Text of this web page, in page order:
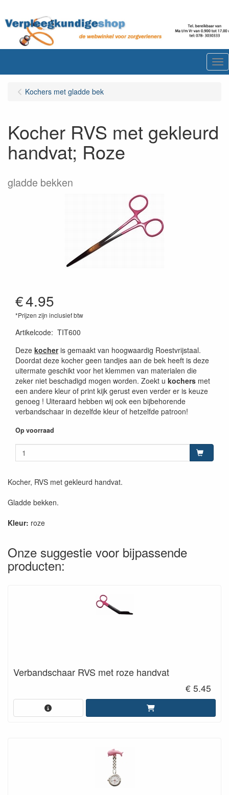
Kochers met gladde bek
Kocher RVS met gekleurd
handvat; Roze
gladde bekken
€4.95
*Prijzen zijn inclusief btw
Artikelcode: TIT600
Deze kocheris gemaakt van hoogwaardig Roestvrijstaal.
Doordat deze kocher geen tandjes aan de bek heeft is deze
uitermate geschikt voor het klemmen van materialen die
zeker niet beschadigd mogen worden. Zoekt u kochers met
een andere kleur of print kijk gerust even verder er is keuze
genoeg ! Uiteraard hebben wij ook een bijbehorende
verbandschaar in dezelfde kleur of hetzelfde patroon!
Op voorraad
Kocher, RVS met gekleurd handvat.
Gladde bekken.
Kleur: roze
Onze suggestie voor bijpassende
producten:
Verbandschaar RVS met roze handvat
€ 5.45